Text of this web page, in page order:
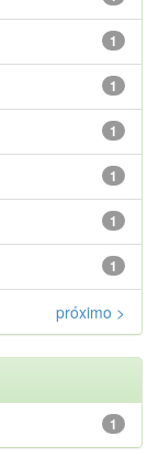
1
1
1
1
1
1
próximo >
1